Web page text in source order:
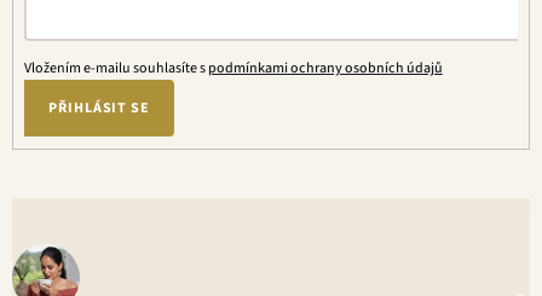
Vložením e-mailu souhlasíte spodmínkami ochrany osobních údajů
PŘIHLÁSIT SE